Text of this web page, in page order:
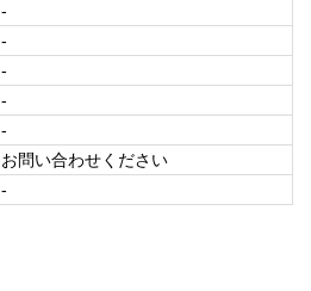
-
-
-
-
-
お問い合わせください
-